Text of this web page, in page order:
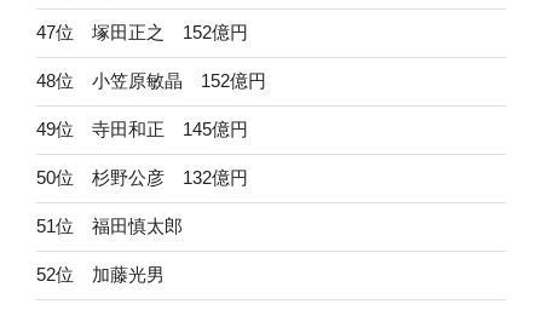
47位 塚田正之 152億円
48位 小笠原敏晶 152億円
49位 寺田和正 145億円
50位 杉野公彦 132億円
51位 福田慎太郎
52位 加藤光男